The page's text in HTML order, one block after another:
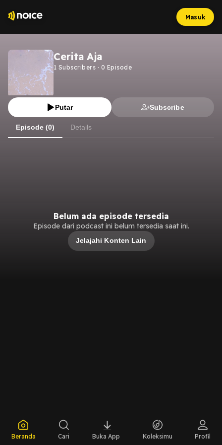
Masuk
Cerita Aja
1 Subscribers · 0 Episode
Putar Subscribe
Episode (0) Details
Belum ada episode tersedia
Episode dari podcast ini belum tersedia saat ini.
Jelajahi Konten Lain
Beranda Cari Buka App Koleksimu Profil